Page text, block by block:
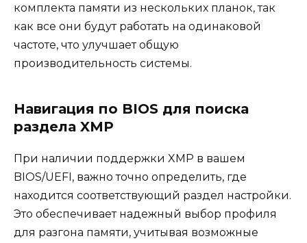
комплекта памяти из нескольких планок, так
как все они будут работать на одинаковой
частоте, что улучшает общую
производительность системы.
Навигация по BIOS для поиска
раздела XMP
При наличии поддержки XMP в вашем
BIOS/UEFI, важно точно определить, где
находится соответствующий раздел настройки.
Это обеспечивает надежный выбор профиля
для разгона памяти, учитывая возможные